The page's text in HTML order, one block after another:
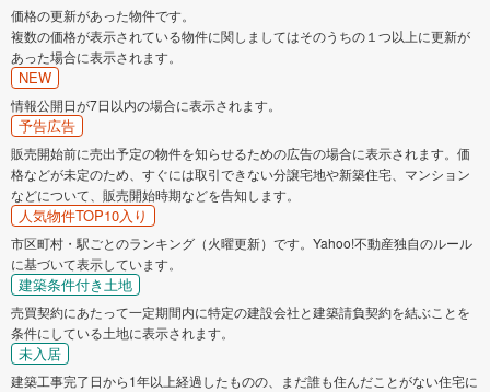
価格の更新があった物件です。
複数の価格が表示されている物件に関しましてはそのうちの１つ以上に更新が
あった場合に表示されます。
NEW
情報公開日が7日以内の場合に表示されます。
予告広告
販売開始前に売出予定の物件を知らせるための広告の場合に表示されます。価
格などが未定のため、すぐには取引できない分譲宅地や新築住宅、マンション
などについて、販売開始時期などを告知します。
人気物件TOP10入り
市区町村・駅ごとのランキング（火曜更新）です。Yahoo!不動産独自のルール
に基づいて表示しています。
建築条件付き土地
売買契約にあたって一定期間内に特定の建設会社と建築請負契約を結ぶことを
条件にしている土地に表示されます。
未入居
建築工事完了日から1年以上経過したものの、まだ誰も住んだことがない住宅に